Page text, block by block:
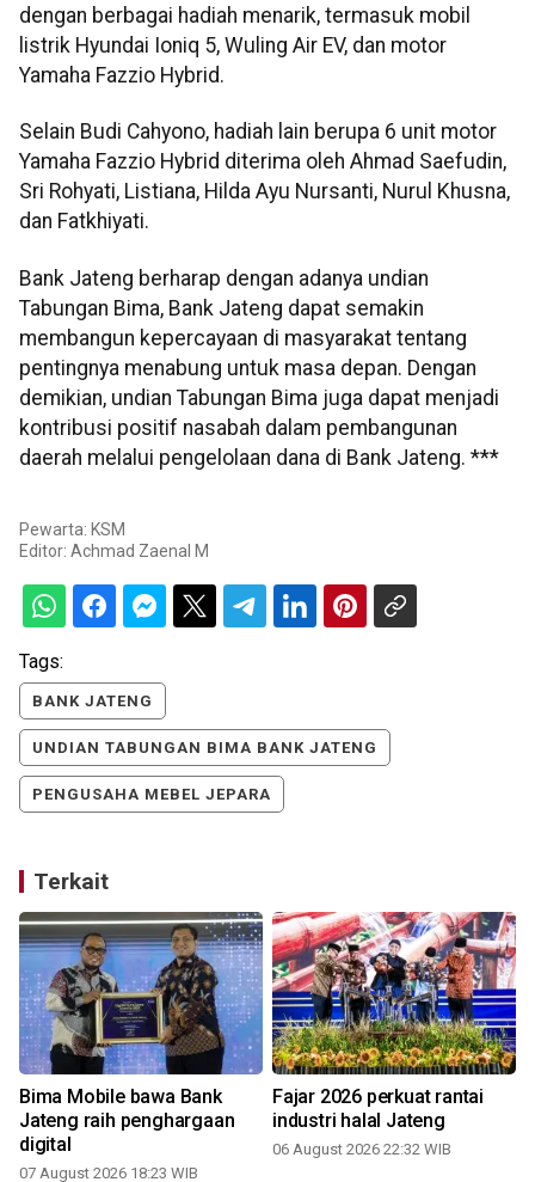
dengan berbagai hadiah menarik, termasuk mobil
listrik Hyundai Ioniq 5, Wuling Air EV, dan motor
Yamaha Fazzio Hybrid.
Selain Budi Cahyono, hadiah lain berupa 6 unit motor
Yamaha Fazzio Hybrid diterima oleh Ahmad Saefudin,
Sri Rohyati, Listiana, Hilda Ayu Nursanti, Nurul Khusna,
dan Fatkhiyati.
Bank Jateng berharap dengan adanya undian
Tabungan Bima, Bank Jateng dapat semakin
membangun kepercayaan di masyarakat tentang
pentingnya menabung untuk masa depan. Dengan
demikian, undian Tabungan Bima juga dapat menjadi
kontribusi positif nasabah dalam pembangunan
daerah melalui pengelolaan dana di Bank Jateng. ***
Pewarta: KSM
Editor: Achmad Zaenal M
Tags:
BANK JATENG
UNDIAN TABUNGAN BIMA BANK JATENG
PENGUSAHA MEBEL JEPARA
Terkait
Bima Mobile bawa Bank
Jateng raih penghargaan
digital
07 August 2026 18:23 WIB
Fajar 2026 perkuat rantai
industri halal Jateng
06 August 2026 22:32 WIB